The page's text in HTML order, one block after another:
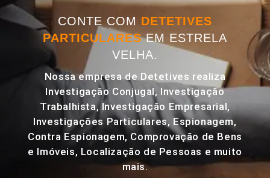
CONTE COM DETETIVES
PARTICULARESEM ESTRELA
VELHA.
Nossa empresa de Detetives realiza
Investigação Conjugal, Investigação
Trabalhista, Investigação Empresarial,
Investigações Particulares, Espionagem,
Contra Espionagem, Comprovação de Bens
e Imóveis, Localização de Pessoas e muito
mais.